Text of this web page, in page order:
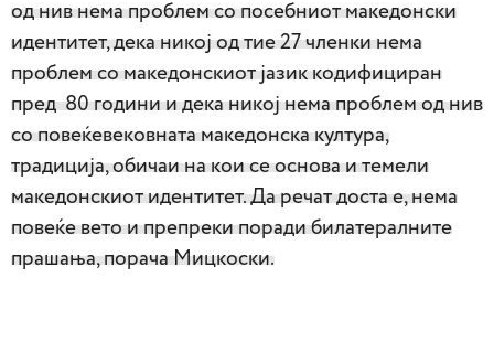
од нив нема проблем со посебниот македонски
идентитет, дека никој од тие 27 членки нема
проблем со македонскиот јазик кодифициран
пред 80 години и дека никој нема проблем од нив
со повеќевековната македонска култура,
традиција, обичаи на кои се основа и темели
македонскиот идентитет. Да речат доста е, нема
повеќе вето и препреки поради билатералните
прашања, порача Мицкоски.